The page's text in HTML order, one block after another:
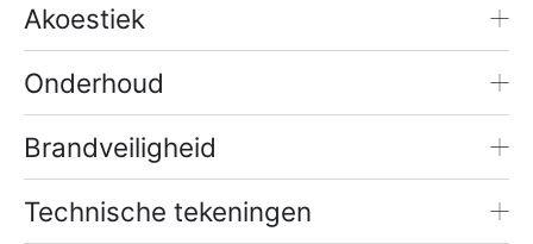
Akoestiek
Onderhoud
Brandveiligheid
Technische tekeningen